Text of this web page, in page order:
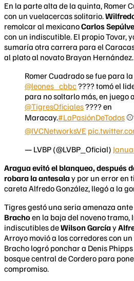
En la parte alta de la quinta, Romer
con un vuelacercas solitario.
remolcar al mexicanoCarlos
con un indiscutible. El propio Tovar,
sumaría otra carrera para el
al plato al novato Brayan Hernández.
Romer Cuadrado se fue para
@leones_cbbc???? tomó el
para no soltarlo más, en juego
@TigresOficiales???? en
Maracay.#LaPasiónDeTodos
@IVCNetworksVE
— LVBP (@LVBP_Oficial)
Aragua evitó el blanqueo, después
robara la antesalay por un error en
careta Alfredo González, llegó a la
Tigres gestó una seria amenaza
Brachoen la baja del noveno tramo,
indiscutibles deWilson Garcíay
Arroyo movió a los corredores con
Bracho logró ponchar a Denis
bosque central de Cordero para
compromiso.